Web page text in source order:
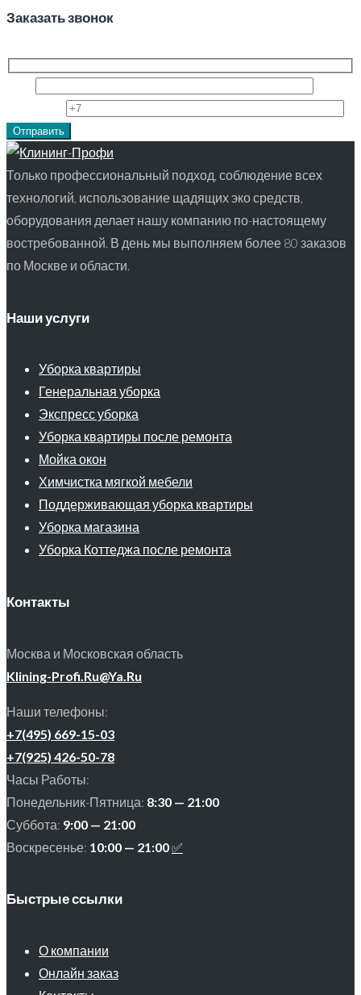
Заказать звонок
Только профессиональный подход, соблюдение всех
технологий, использование щадящих эко средств,
оборудования делает нашу компанию по-настоящему
востребованной. В день мы выполняем более 80 заказов
по Москве и области.
Наши услуги
Уборка квартиры
Генеральная уборка
Экспресс уборка
Уборка квартиры после ремонта
Мойка окон
Химчистка мягкой мебели
Поддерживающая уборка квартиры
Уборка магазина
Уборка Коттеджа после ремонта
Контакты
Москва и Московская область
Klining-Profi.Ru@Ya.Ru
Наши телефоны:
+7(495) 669-15-03
+7(925) 426-50-78
Часы Работы:
Понедельник-Пятница: 8:30 — 21:00
Суббота: 9:00 — 21:00
Воскресенье: 10:00 — 21:00✅
Быстрые ссылки
О компании
Онлайн заказ